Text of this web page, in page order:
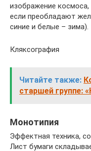
изображение космоса,
если преобладают
синие и белые – зима).
Кляксография
Читайте также:
старшей группе:
Монотипия
Эффектная техника,
Лист бумаги